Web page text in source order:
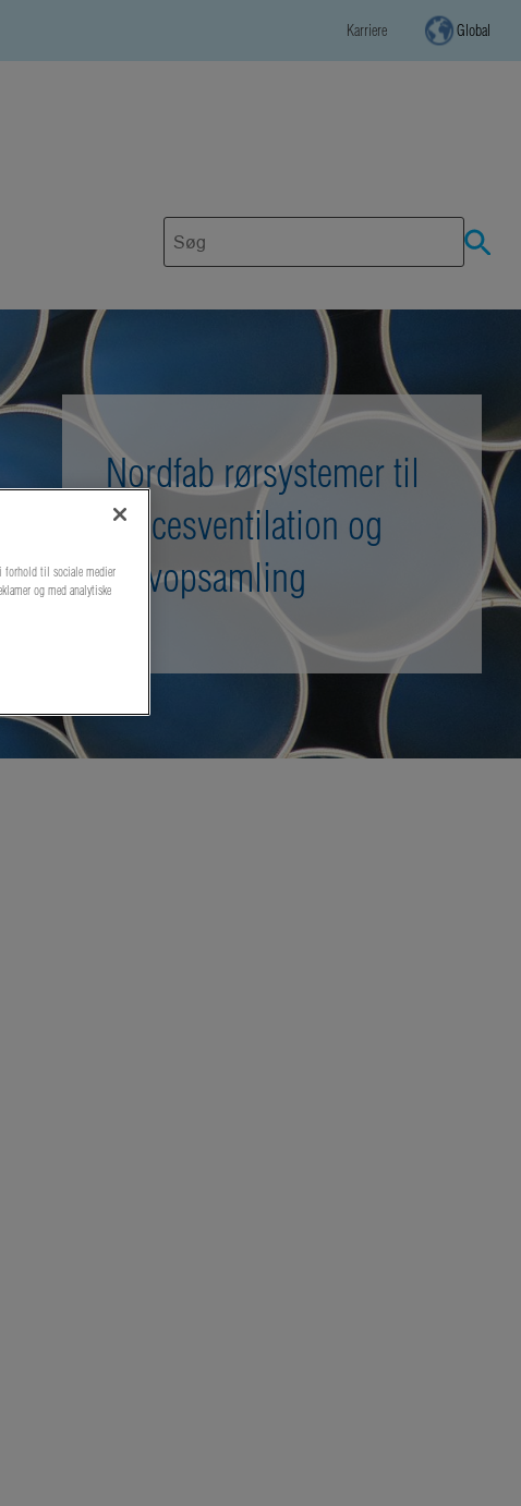
Karriere Global
Nordfab rørsystemer til
procesventilation og
støvopsamling
forhold til sociale medier
og med analytiske